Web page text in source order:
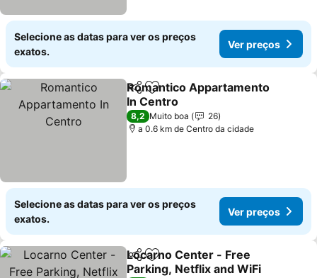
Selecione as datas para ver os preços
exatos.
Ver preços
PartilharAdicionar aos favoritos
Romantico Appartamento
In Centro
8,2 Muito boa
26
a 0.6 km de Centro da cidade
Selecione as datas para ver os preços
exatos.
Ver preços
PartilharAdicionar aos favoritos
Locarno Center - Free
Parking, Netflix and WiFi